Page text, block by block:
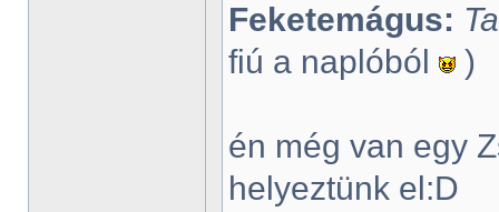
Feketemágus:
fiú a naplóból
)
én még van egy
helyeztünk el:D